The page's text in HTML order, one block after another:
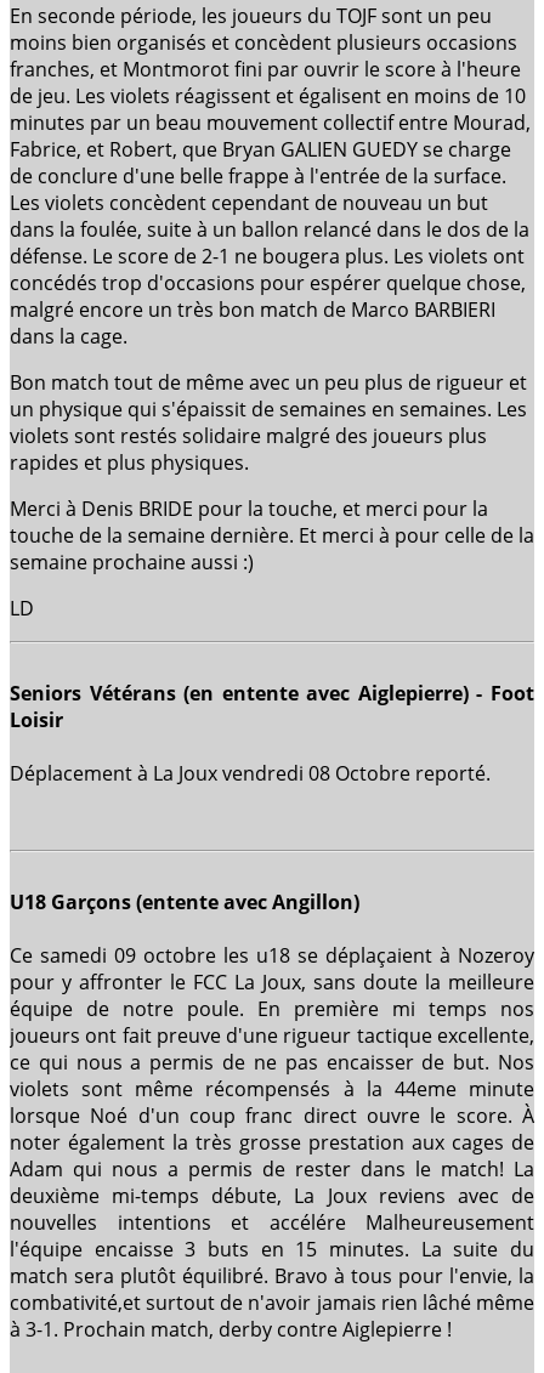
En seconde période, les joueurs du TOJF sont un peu
moins bien organisés et concèdent plusieurs occasions
franches, et Montmorot fini par ouvrir le score à l'heure
de jeu. Les violets réagissent et égalisent en moins de 10
minutes par un beau mouvement collectif entre Mourad,
Fabrice, et Robert, que Bryan GALIEN GUEDY se charge
de conclure d'une belle frappe à l'entrée de la surface.
Les violets concèdent cependant de nouveau un but
dans la foulée, suite à un ballon relancé dans le dos de la
défense. Le score de 2-1 ne bougera plus. Les violets ont
concédés trop d'occasions pour espérer quelque chose,
malgré encore un très bon match de Marco BARBIERI
dans la cage.
Bon match tout de même avec un peu plus de rigueur et
un physique qui s'épaissit de semaines en semaines. Les
violets sont restés solidaire malgré des joueurs plus
rapides et plus physiques.
Merci à Denis BRIDE pour la touche, et merci pour la
touche de la semaine dernière. Et merci à pour celle de la
semaine prochaine aussi :)
LD
Seniors Vétérans (en entente avec Aiglepierre) - Foot
Loisir
Déplacement à La Joux vendredi 08 Octobre reporté.
U18 Garçons (entente avec Angillon)
Ce samedi 09 octobre les u18 se déplaçaient à Nozeroy
pour y affronter le FCC La Joux, sans doute la meilleure
équipe de notre poule. En première mi temps nos
joueurs ont fait preuve d'une rigueur tactique excellente,
ce qui nous a permis de ne pas encaisser de but. Nos
violets sont même récompensés à la 44eme minute
lorsque Noé d'un coup franc direct ouvre le score. À
noter également la très grosse prestation aux cages de
Adam qui nous a permis de rester dans le match! La
deuxième mi-temps débute, La Joux reviens avec de
nouvelles intentions et accélére Malheureusement
l'équipe encaisse 3 buts en 15 minutes. La suite du
match sera plutôt équilibré. Bravo à tous pour l'envie, la
combativité,et surtout de n'avoir jamais rien lâché même
à 3-1. Prochain match, derby contre Aiglepierre !